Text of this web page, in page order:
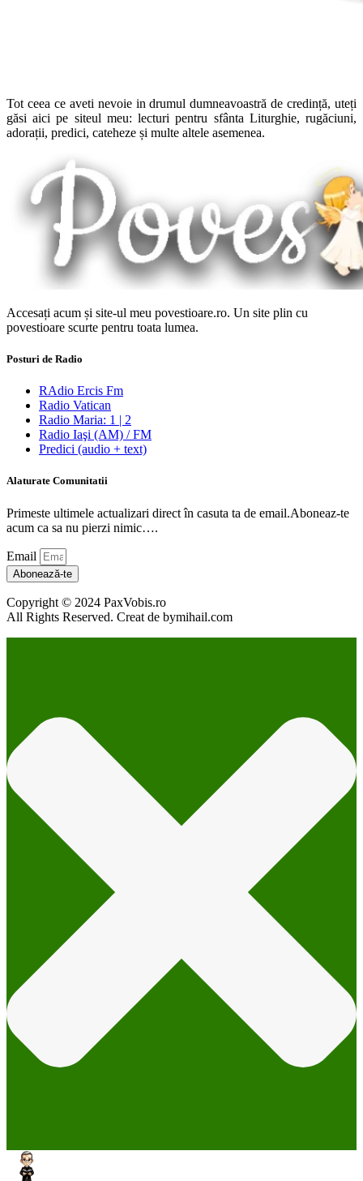
Tot ceea ce aveti nevoie in drumul dumneavoastră de credință, uteți
găsi aici pe siteul meu: lecturi pentru sfânta Liturghie, rugăciuni,
adorații, predici, cateheze și multe altele asemenea.
Accesați acum și site-ul meu povestioare.ro. Un site plin cu
povestioare scurte pentru toata lumea.
Posturi de Radio
RAdio Ercis Fm
Radio Vatican
Radio Maria: 1 | 2
Radio Iaşi (AM) / FM
Predici (audio + text)
Alaturate Comunitatii
Primeste ultimele actualizari direct în casuta ta de email.Aboneaz-te
acum ca sa nu pierzi nimic….
Email
Abonează-te
Copyright © 2024 PaxVobis.ro
All Rights Reserved. Creat de bymihail.com